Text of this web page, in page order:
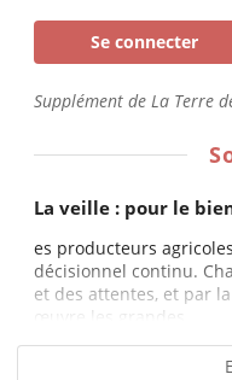
Se connecter
Supplément de La Terre
La veille : pour le
es producteurs
décisionnel continu.
et des attentes, et par
œuvre les grandes...